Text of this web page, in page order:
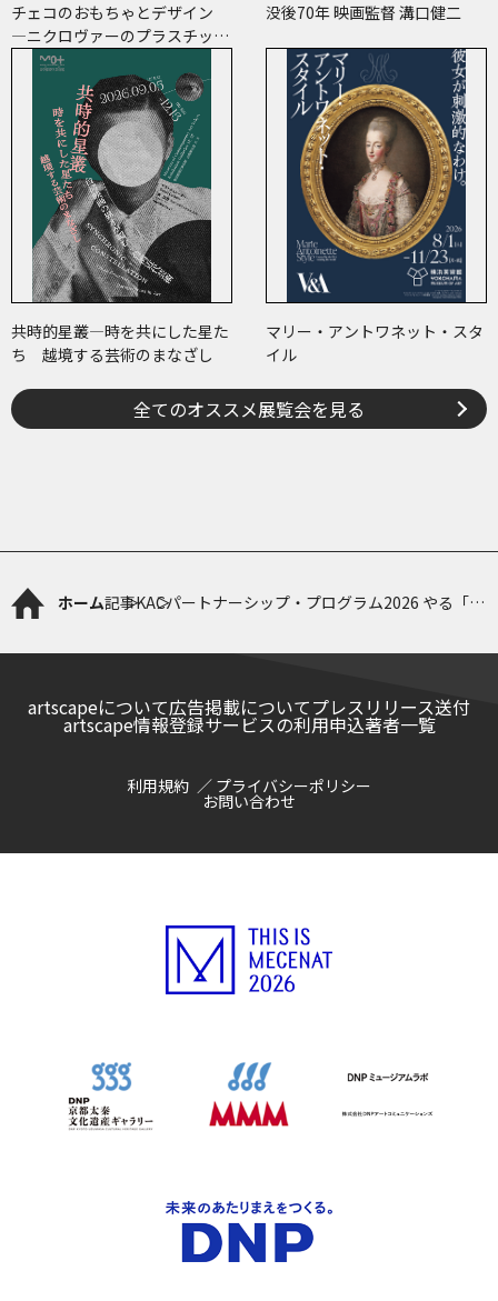
チェコのおもちゃとデザイン
―ニクロヴァーのプラスチッ
ク・トイから現代作家のアート
没後70年 映画監督 溝口健二
共時的星叢―時を共にした星た
ち 越境する芸術のまなざし
マリー・アントワネット・スタ
イル
全てのオススメ展覧会を見る
ホーム記事KACパートナーシップ・プログラム2026 やる「宴
artscapeについて広告掲載についてプレスリリース送付
artscape情報登録サービスの利用申込著者一覧
利用規約 プライバシーポリシー
お問い合わせ